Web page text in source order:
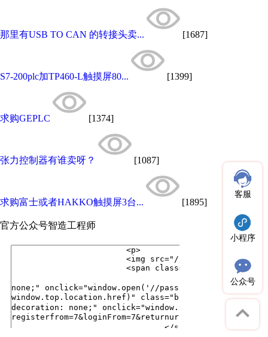
那里有USB TO CAN 的转接头卖... [1687]
S7-200plc加TP460-L触摸屏80... [1399]
求购GEPLC [1374]
张力控制器有谁卖呀？ [1087]
求购富士或者HAKKO触摸屏3台... [1895]
官方公众号智造工程师
客服
小程序
公众号